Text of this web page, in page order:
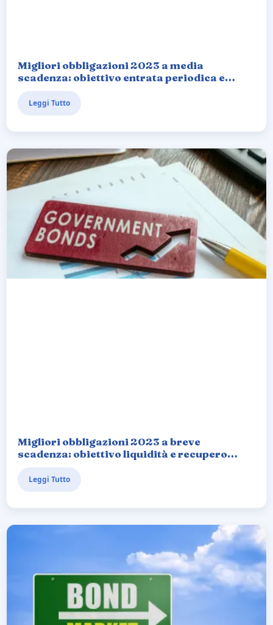
Migliori obbligazioni 2023 a media
scadenza: obiettivo entrata periodica e
rendimento
Leggi Tutto
Migliori obbligazioni 2023 a breve
scadenza: obiettivo liquidità e recupero
minusvalenze
Leggi Tutto